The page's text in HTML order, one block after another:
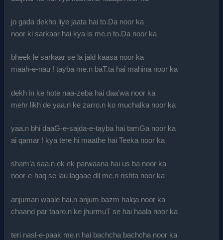
jo gada dekho liye jaata hai to.Da noor ka
noor ki sarkaar hai kya is me.n to.Da noor ka
bheek le sarkaar se la jald kaasa noor ka
maah-e-nau ! tayba me.n baT.ta hai mahina noor ka
dekh in ke hote naa-zeba hai daa’wa noor ka
mehr likh de yaa.n ke zarro.n ko muchalka noor ka
yaa.n bhi daaG-e-sajda-e-tayba hai tamGa noor ka
ai qamar ! kya tere hi maathe hai Teeka noor ka
sham’a saa.n ek ek parwaana hai us ba noor ka
noor-e-haq se lau lagaae dil me.n rishta noor ka
anjuman waale hai.n anjum bazm halqa noor ka
chaand par taaro.n ke jhurmuT se hai haala noor ka
teri nasl-e-paak me.n hai bachcha bachcha noor ka